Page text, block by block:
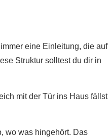
eine Einleitung, die auf
Struktur solltest du dir in
mit der Tür ins Haus fällst
wo was hingehört. Das